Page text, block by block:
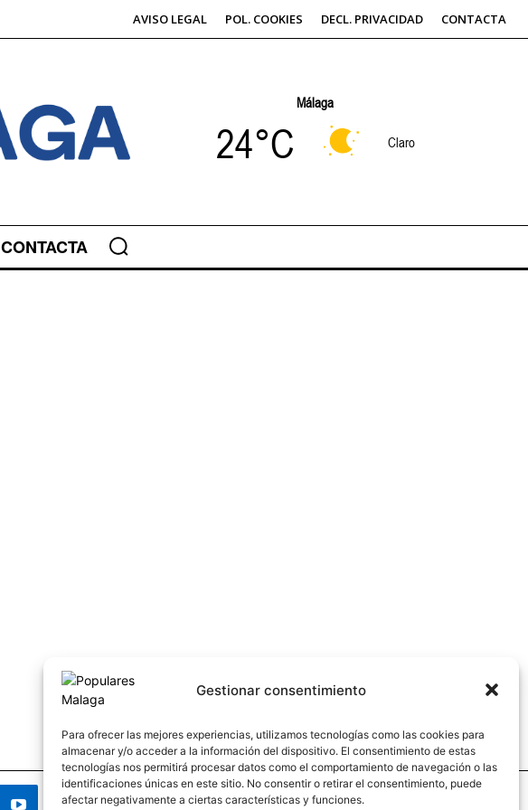
Gestionar consentimiento
Para ofrecer las mejores experiencias, utilizamos tecnologías como las cookies para
almacenar y/o acceder a la información del dispositivo. El consentimiento de estas
tecnologías nos permitirá procesar datos como el comportamiento de navegación o las
identificaciones únicas en este sitio. No consentir o retirar el consentimiento, puede
afectar negativamente a ciertas características y funciones.
AVISO LEGAL POL. COOKIES DECL. PRIVACIDAD CONTACTA
Málaga
24°C Claro
CONTACTA